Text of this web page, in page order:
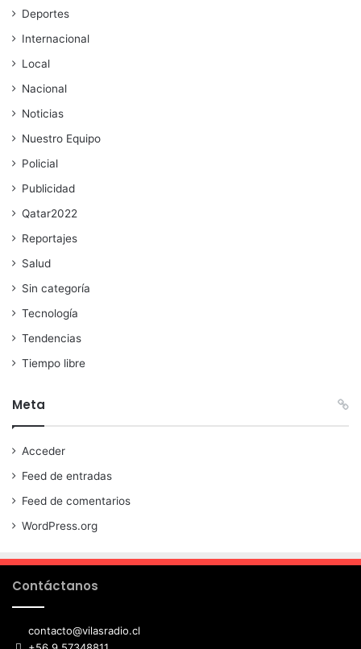
Deportes
Internacional
Local
Nacional
Noticias
Nuestro Equipo
Policial
Publicidad
Qatar2022
Reportajes
Salud
Sin categoría
Tecnología
Tendencias
Tiempo libre
Meta
Acceder
Feed de entradas
Feed de comentarios
WordPress.org
Contáctanos
contacto@vilasradio.cl